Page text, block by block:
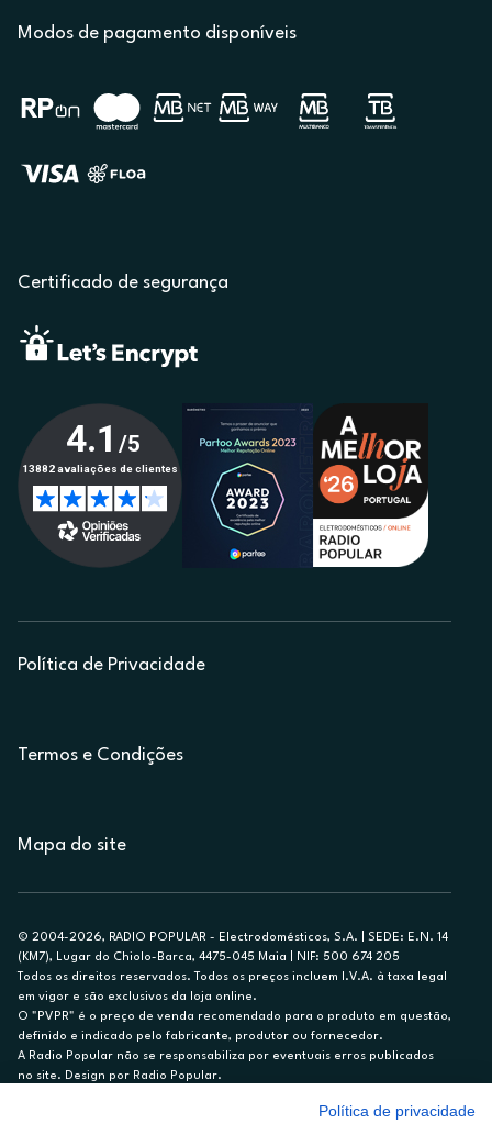
Modos de pagamento disponíveis
Certificado de segurança
Política de Privacidade
Termos e Condições
Mapa do site
© 2004-2026, RADIO POPULAR - Electrodomésticos, S.A. | SEDE: E.N. 14
(KM7), Lugar do Chiolo-Barca, 4475-045 Maia | NIF: 500 674 205
Todos os direitos reservados. Todos os preços incluem I.V.A. à taxa legal
em vigor e são exclusivos da loja online.
O "PVPR" é o preço de venda recomendado para o produto em questão,
definido e indicado pelo fabricante, produtor ou fornecedor.
A Radio Popular não se responsabiliza por eventuais erros publicados
no site. Design por Radio Popular.
Política de privacidade